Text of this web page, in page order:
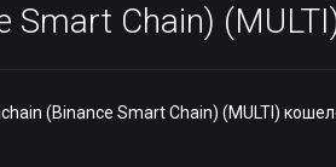
Smart Chain)
(Binance Smart Chain) (MULTI)